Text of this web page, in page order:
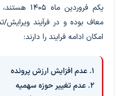
یکم
معاف بوده و در فرآیند
امکان ادامه فرایند را دارند:
۱. عدم افزایش ارزش پرونده
۲. عدم تغییر حوزه سهمیه